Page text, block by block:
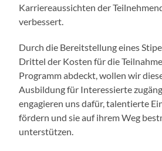
Karriereaussichten der
verbessert.
Durch die Bereitstellung eines
Drittel der Kosten für die
Programm abdeckt, wollen wir
Ausbildung für Interessierte
engagieren uns dafür, talentierte
fördern und sie auf ihrem Weg
unterstützen.